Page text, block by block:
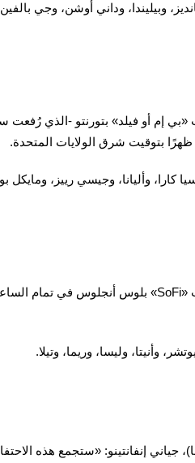
وبيليندا، وداني أوشن، وجي
وأليانا، وجيسي رييز، ومايكل
وأنيتا، وليسا، وريما، وتيلا.
جياني إنفانتينو: «ستجمع هذه